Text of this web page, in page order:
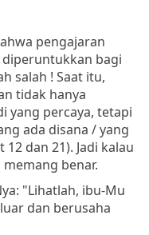
pengajaran
diperuntukkan bagi
salah ! Saat itu,
tidak hanya
yang percaya, tetapi
ada disana / yang
dan 21). Jadi kalau
benar.
"Lihatlah, ibu-Mu
dan berusaha